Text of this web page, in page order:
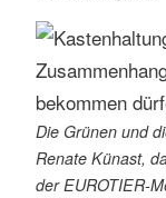
Die Grünen und
Renate Künast,
der EUROTIER-